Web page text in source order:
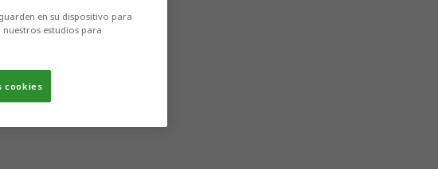
en su dispositivo para
estudios para
cookies